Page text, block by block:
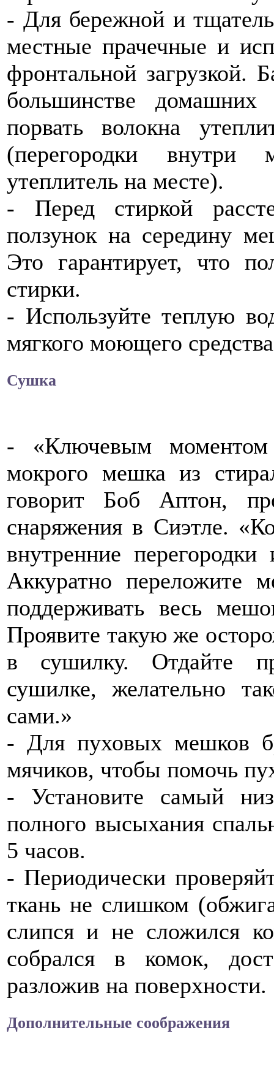
- Для бережной и
местные прачечные и
фронтальной загрузкой.
большинстве
порвать волокна
(перегородки внутри
утеплитель на месте).
- Перед стиркой
ползунок на середину
Это гарантирует, что
стирки.
- Используйте теплую
мягкого моющего
Сушка
- «Ключевым моментом
мокрого мешка из
говорит Боб Аптон,
снаряжения в Сиэтле.
внутренние
Аккуратно переложите
поддерживать весь
Проявите такую же
в сушилку. Отдайте
сушилке, желательно
сами.»
- Для пуховых мешков
мячиков, чтобы помочь
- Установите самый
полного высыхания
5 часов.
- Периодически
ткань не слишком
слипся и не сложился
собрался в комок,
разложив на поверхности.
Дополнительные соображения